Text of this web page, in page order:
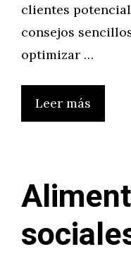
clientes
consejos
optimizar …
Leer más